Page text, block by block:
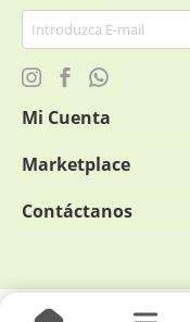
Mi Cuenta
Marketplace
Contáctanos